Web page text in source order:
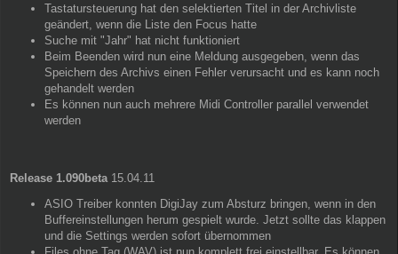
Tastatursteuerung hat den selektierten Titel in der Archivliste
geändert, wenn die Liste den Focus hatte
Suche mit "Jahr" hat nicht funktioniert
Beim Beenden wird nun eine Meldung ausgegeben, wenn das
Speichern des Archivs einen Fehler verursacht und es kann noch
gehandelt werden
Es können nun auch mehrere Midi Controller parallel verwendet
werden
Release 1.090beta15.04.11
ASIO Treiber konnten DigiJay zum Absturz bringen, wenn in den
Buffereinstellungen herum gespielt wurde. Jetzt sollte das klappen
und die Settings werden sofort übernommen